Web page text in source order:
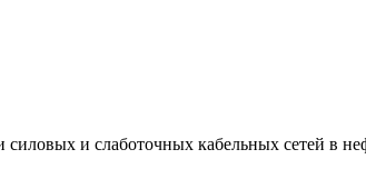
и слаботочных кабельных сетей в